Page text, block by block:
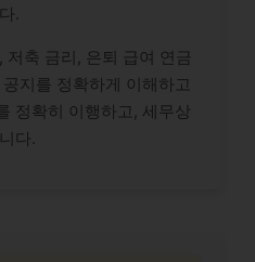
.
축 금리, 은퇴 급여 연금
지를 정확하게 이해하고
정확히 이행하고, 세무상
다.